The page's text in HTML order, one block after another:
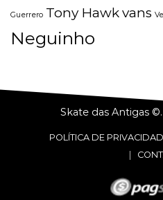
Guerrero Tony Hawkvans
Neguinho
Skate das Antigas
POLÍTICA DE